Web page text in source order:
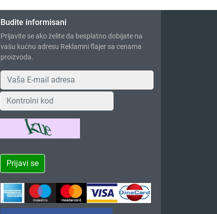
Budite informisani
Prijavite se ako želite da besplatno dobijate na
vašu kućnu adresu Reklamni flajer sa cenama
proizvoda.
Prijavi se